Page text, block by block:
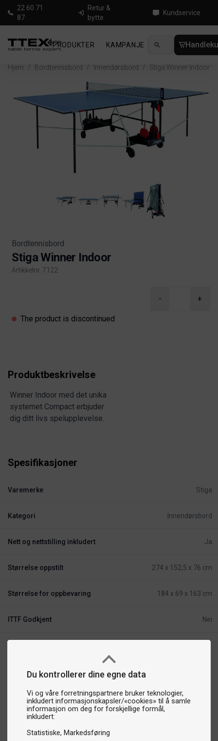
Du kontrollerer dine egne data
Vi og våre forretningspartnere bruker teknologier,
inkludert informasjonskapsler/«cookies» til å samle
informasjon om deg for forskjellige formål,
inkludert:
Statistiske Markedsføring
22 60 71
87
Retur &
bytte
Kundservice
PRODUKTER KAMPANJE NYHETER
Hjem / Bordtennisbord / Innendørsbord / Stiga Winner Indoor
Bordtennisbord
Stiga Winner Indoor
Artikkelnr. 7122
- +
The product is discontinued
Produktbeskrivelse
Winner Indoor med det unika
systemet Compact erbjuder
dig ditt livs spelupplevelse.
Spesifikasjoner
Varemerke Stiga
Kategori Innendørsbord
Nett og nettstilling inkludert Ja
Størrelse oppstilt 274 x 152,5 x 76 cm
Størrelse for oppbevaring 184 x 69 x 163 cm
ITTF Godkjent Nei